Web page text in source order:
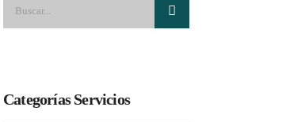
Categorías Servicios